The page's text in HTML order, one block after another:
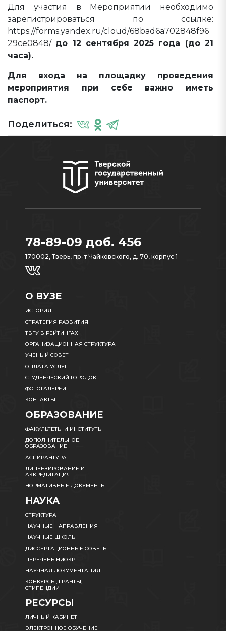
Для участия в Мероприятии необходимо
зарегистрироваться по ссылке:
https://forms.yandex.ru/cloud/68bad6a702848f96
29ce0848/ до 12 сентября 2025 года (до 21
часа).
Для входа на площадку проведения
мероприятия при себе важно иметь
паспорт.
Поделиться:
78-89-09 доб. 456
170002, Тверь, пр-т Чайковского, д. 70, корпус 1
О ВУЗЕ
ИСТОРИЯ
СТРАТЕГИЯ РАЗВИТИЯ
ТВГУ В РЕЙТИНГАХ
ОРГАНИЗАЦИОННАЯ СТРУКТУРА
УЧЕНЫЙ СОВЕТ
ОПЛАТА УСЛУГ
СТУДЕНЧЕСКИЙ ГОРОДОК
ФОТОГАЛЕРЕИ
КОНТАКТЫ
ОБРАЗОВАНИЕ
ФАКУЛЬТЕТЫ И ИНСТИТУТЫ
ДОПОЛНИТЕЛЬНОЕ
ОБРАЗОВАНИЕ
АСПИРАНТУРА
ЛИЦЕНЗИРОВАНИЕ И
АККРЕДИТАЦИЯ
НОРМАТИВНЫЕ ДОКУМЕНТЫ
НАУКА
СТРУКТУРА
НАУЧНЫЕ НАПРАВЛЕНИЯ
НАУЧНЫЕ ШКОЛЫ
ДИССЕРТАЦИОННЫЕ СОВЕТЫ
ПЕРЕЧЕНЬ НИОКР
НАУЧНАЯ ДОКУМЕНТАЦИЯ
КОНКУРСЫ, ГРАНТЫ,
СТИПЕНДИИ
РЕСУРСЫ
ЛИЧНЫЙ КАБИНЕТ
ЭЛЕКТРОННОЕ ОБУЧЕНИЕ